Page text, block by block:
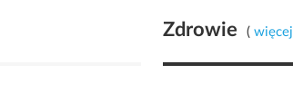
Zdrowie ( więcej